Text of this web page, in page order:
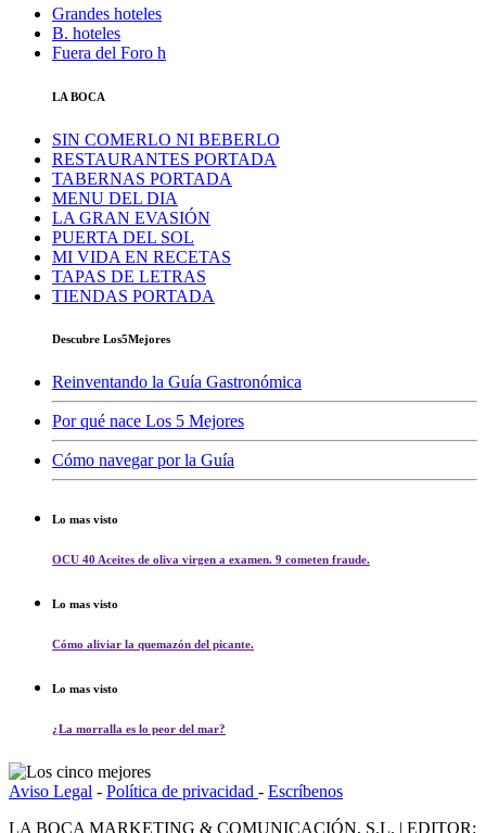
Grandes hoteles
B. hoteles
Fuera del Foro h
LA BOCA
SIN COMERLO NI BEBERLO
RESTAURANTES PORTADA
TABERNAS PORTADA
MENU DEL DIA
LA GRAN EVASIÓN
PUERTA DEL SOL
MI VIDA EN RECETAS
TAPAS DE LETRAS
TIENDAS PORTADA
Descubre Los5Mejores
Reinventando la Guía Gastronómica
Por qué nace Los 5 Mejores
Cómo navegar por la Guía
Lo mas visto
OCU 40 Aceites de oliva virgen a examen. 9 cometen fraude.
Lo mas visto
Cómo aliviar la quemazón del picante.
Lo mas visto
¿La morralla es lo peor del mar?
Aviso Legal - Política de privacidad - Escríbenos
LA BOCA MARKETING & COMUNICACIÓN, S.L. | EDITOR: